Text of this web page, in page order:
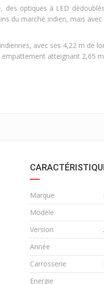
des optiques à LED
du marché indien, mais
avec ses 4,22 m de
atteignant 2,65
Marque
Modèle
Version
Année
Carrosserie
Energie